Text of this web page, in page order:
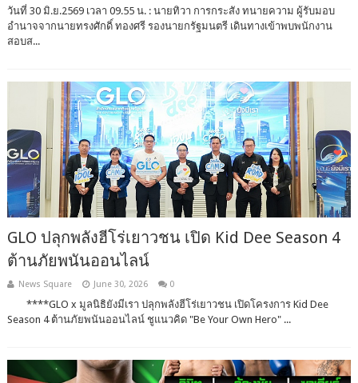
วันที่ 30 มิ.ย.2569 เวลา 09.55 น. : นายทิวา การกระสัง ทนายความ ผู้รับมอบ
อำนาจจากนายทรงศักดิ์ ทองศรี รองนายกรัฐมนตรี เดินทางเข้าพบพนักงาน
สอบส...
GLO ปลุกพลังฮีโร่เยาวชน เปิด Kid Dee Season 4
ต้านภัยพนันออนไลน์
News Square June 30, 2026 0
****GLO x มูลนิธิยังมีเรา ปลุกพลังฮีโร่เยาวชน เปิดโครงการ Kid Dee
Season 4 ต้านภัยพนันออนไลน์ ชูแนวคิด "Be Your Own Hero" ...